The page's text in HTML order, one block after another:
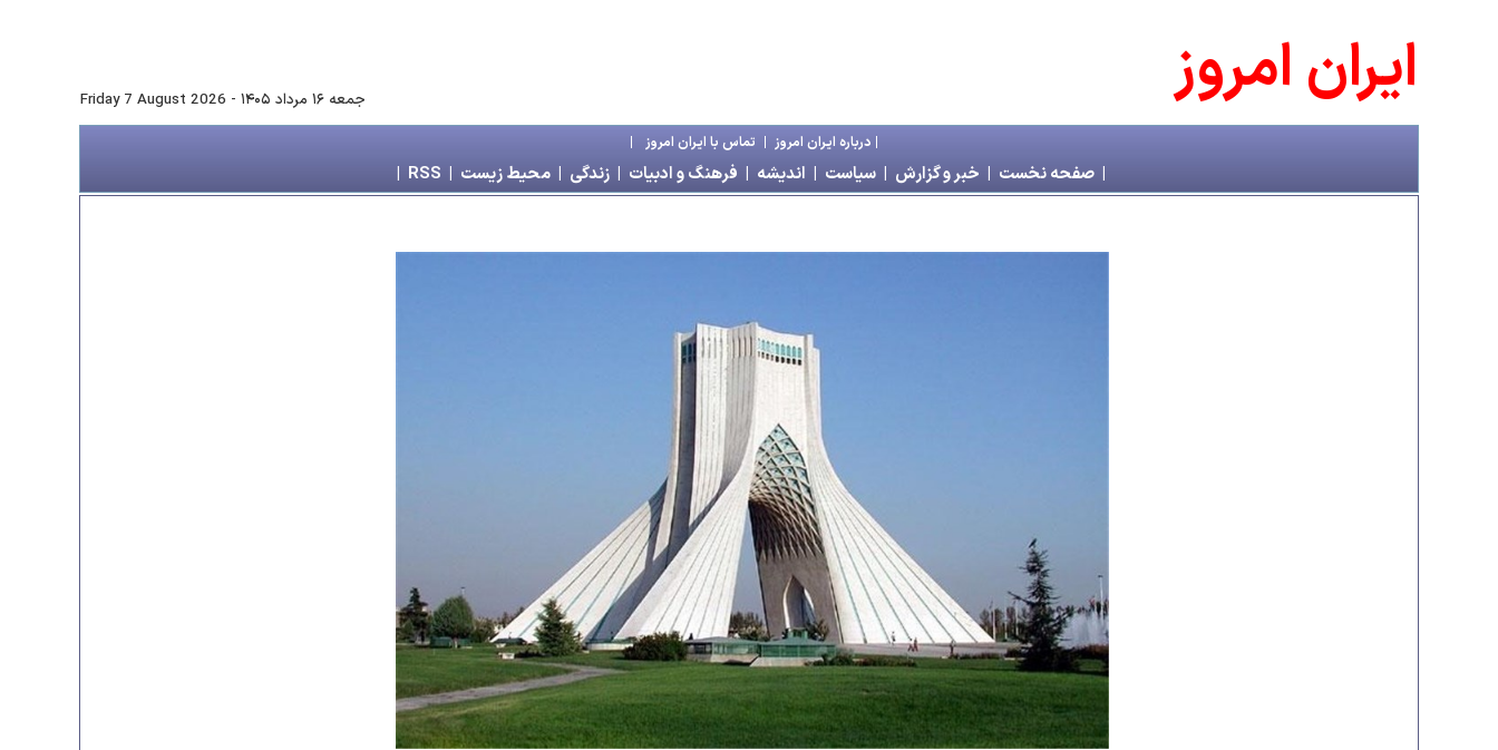
جمعه ۱۶ مرداد ۱۴۰۵ -
Friday 7 August 2026 ايران امروز
|درباره ايران امروز | تماس با ايران امروز |
| صفحه نخست | خبر و گزارش | سياست | انديشه | فرهنگ و ادبيات | زندگی | محیط زیست |
RSS
|